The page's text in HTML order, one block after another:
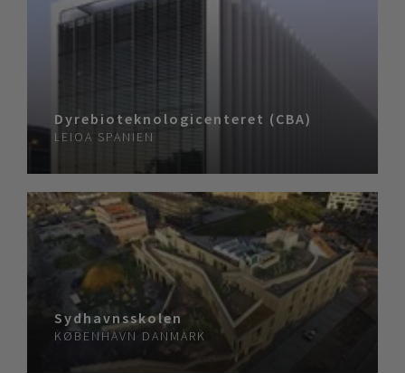
Dyrebioteknologicenteret (CBA)
LEIOA SPANIEN
Sydhavnsskolen
KØBENHAVN DANMARK